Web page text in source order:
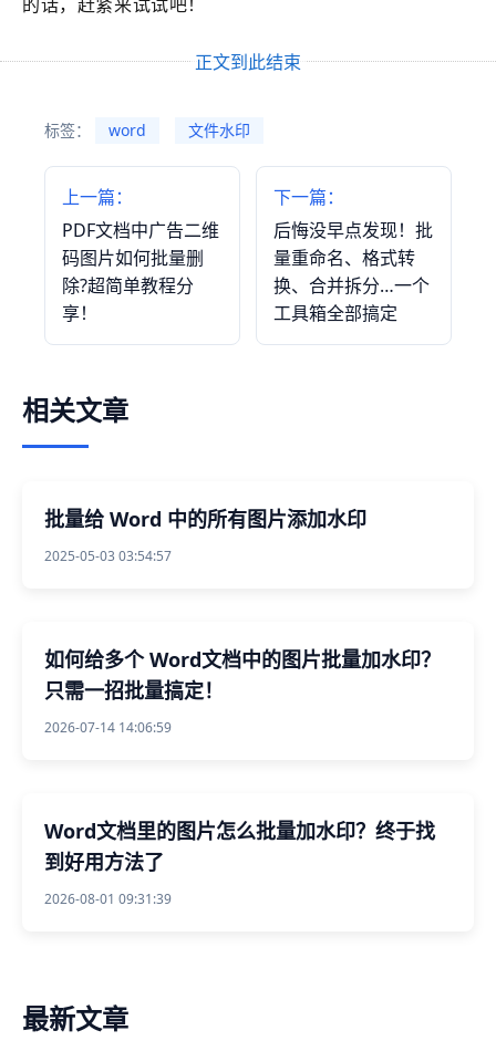
正文到此结束
标签： word 文件水印
上一篇：
PDF文档中广告二维
码图片如何批量删
除?超简单教程分
享！
下一篇：
后悔没早点发现！批
量重命名、格式转
换、合并拆分…一个
工具箱全部搞定
相关文章
批量给 Word 中的所有图片添加水印
2025-05-03 03:54:57
如何给多个 Word文档中的图片批量加水印？
只需一招批量搞定！
2026-07-14 14:06:59
Word文档里的图片怎么批量加水印？终于找
到好用方法了
2026-08-01 09:31:39
最新文章